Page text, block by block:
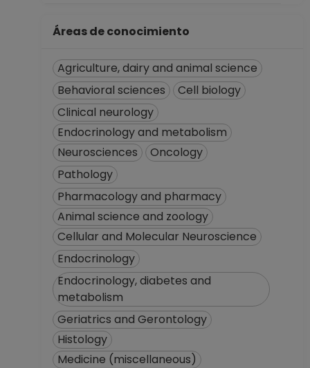
Desde 01-09-2017
PROFESOR
ASIGNATURA A TP
No Definitivo
Ciencias
Desde 01-06-2013
PROFESOR
ASIGNATURA A TP
No Definitivo
Facultad de
Ciencias
hasta 30-09-2011
Áreas de conocimiento
Agriculture, dairy and animal science
Behavioral sciences
Cell biology
Clinical neurology
Endocrinology and metabolism
Neurosciences
Oncology
Pathology
Pharmacology and pharmacy
Animal science and zoology
Cellular and Molecular Neuroscience
Endocrinology
Endocrinology, diabetes and
metabolism
Geriatrics and Gerontology
Histology
Medicine (miscellaneous)